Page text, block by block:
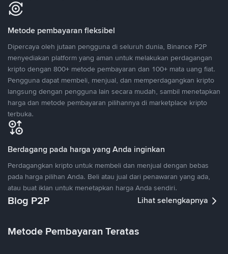
Metode pembayaran fleksibel
Dipercaya oleh jutaan pengguna di seluruh dunia, Binance P2P
menyediakan platform yang aman untuk melakukan perdagangan
kripto dengan 800+ metode pembayaran dan 100+ mata uang fiat.
Pengguna dapat membeli, menjual, dan memperdagangkan kripto
langsung dengan pengguna lain secara mudah, sambil menetapkan
harga dan metode pembayaran pilihannya di marketplace kripto
terbuka.
Berdagang pada harga yang Anda inginkan
Perdagangkan kripto untuk membeli dan menjual dengan bebas
pada harga pilihan Anda. Beli atau jual dari penawaran yang ada,
atau buat iklan untuk menetapkan harga Anda sendiri.
Blog P2P Lihat selengkapnya
Metode Pembayaran Teratas